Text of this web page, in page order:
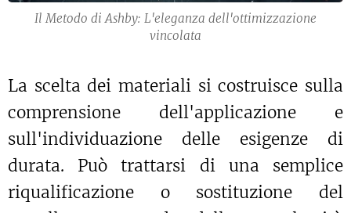
Il Metodo di Ashby: L'eleganza dell'ottimizzazione
vincolata
La scelta dei materiali si costruisce sulla
comprensione dell'applicazione e
sull'individuazione delle esigenze di
durata. Può trattarsi di una semplice
riqualificazione o sostituzione del